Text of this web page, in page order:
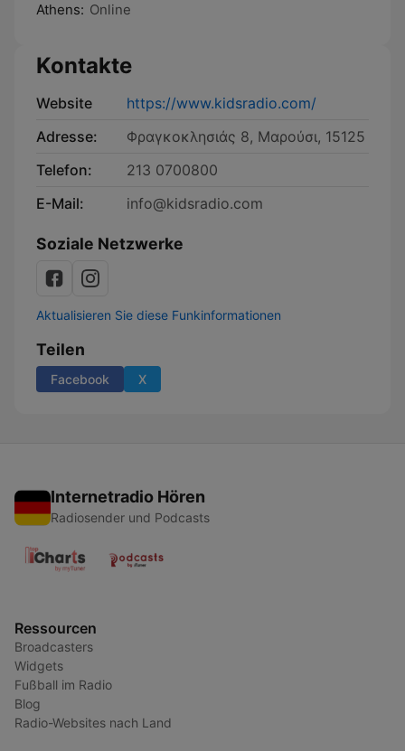
Athens: Online
Kontakte
Website
https://www.kidsradio.com/
Adresse:
Φραγκοκλησιάς 8, Μαρούσι, 15125
Telefon:
213 0700800
E-Mail:
info@kidsradio.com
Soziale Netzwerke
Aktualisieren Sie diese Funkinformationen
Teilen
Facebook X
Internetradio Hören
Radiosender und Podcasts
Ressourcen
Broadcasters
Widgets
Fußball im Radio
Blog
Radio-Websites nach Land